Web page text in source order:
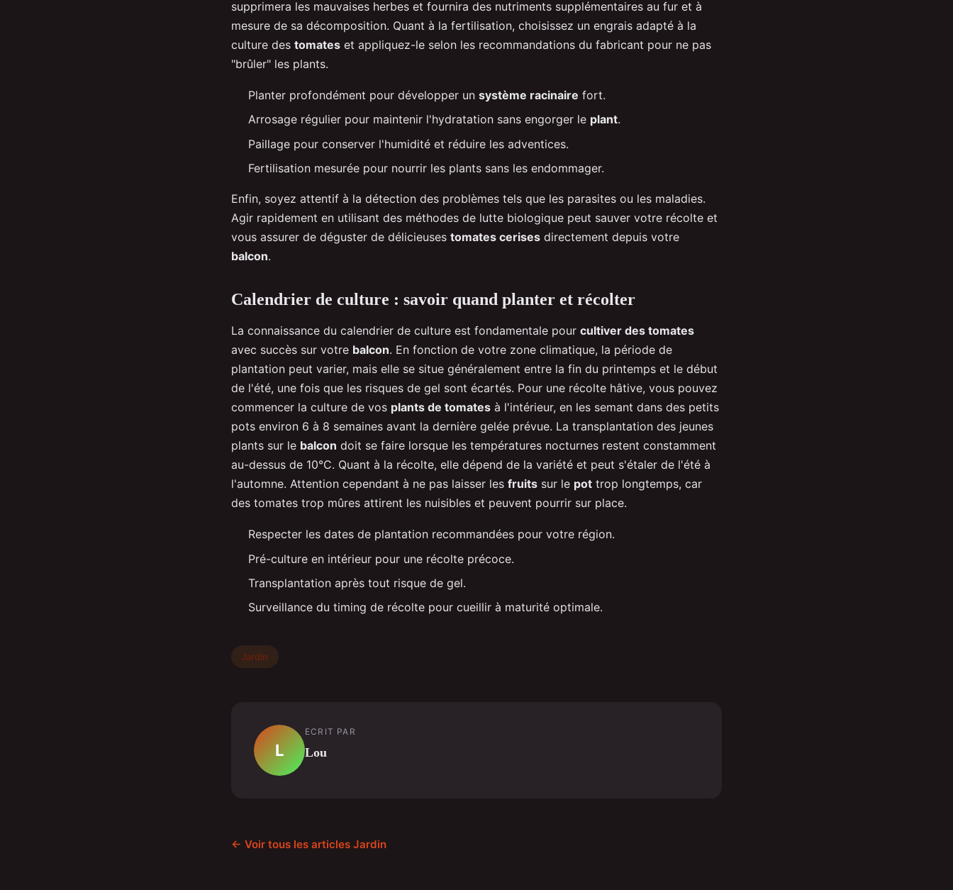
supprimera les mauvaises herbes et fournira des nutriments supplémentaires au fur et à
mesure de sa décomposition. Quant à la fertilisation, choisissez un engrais adapté à la
culture des tomates et appliquez-le selon les recommandations du fabricant pour ne pas
"brûler" les plants.
Planter profondément pour développer un système racinaire fort.
Arrosage régulier pour maintenir l'hydratation sans engorger le plant.
Paillage pour conserver l'humidité et réduire les adventices.
Fertilisation mesurée pour nourrir les plants sans les endommager.
Enfin, soyez attentif à la détection des problèmes tels que les parasites ou les maladies.
Agir rapidement en utilisant des méthodes de lutte biologique peut sauver votre récolte et
vous assurer de déguster de délicieuses tomates cerises directement depuis votre
balcon.
Calendrier de culture : savoir quand planter et récolter
La connaissance du calendrier de culture est fondamentale pour cultiver des tomates
avec succès sur votre balcon. En fonction de votre zone climatique, la période de
plantation peut varier, mais elle se situe généralement entre la fin du printemps et le début
de l'été, une fois que les risques de gel sont écartés. Pour une récolte hâtive, vous pouvez
commencer la culture de vos plants de tomates à l'intérieur, en les semant dans des petits
pots environ 6 à 8 semaines avant la dernière gelée prévue. La transplantation des jeunes
plants sur le balcon doit se faire lorsque les températures nocturnes restent constamment
au-dessus de 10°C. Quant à la récolte, elle dépend de la variété et peut s'étaler de l'été à
l'automne. Attention cependant à ne pas laisser les fruits sur le pot trop longtemps, car
des tomates trop mûres attirent les nuisibles et peuvent pourrir sur place.
Respecter les dates de plantation recommandées pour votre région.
Pré-culture en intérieur pour une récolte précoce.
Transplantation après tout risque de gel.
Surveillance du timing de récolte pour cueillir à maturité optimale.
Jardin
L
ECRIT PAR
Lou
← Voir tous les articles Jardin